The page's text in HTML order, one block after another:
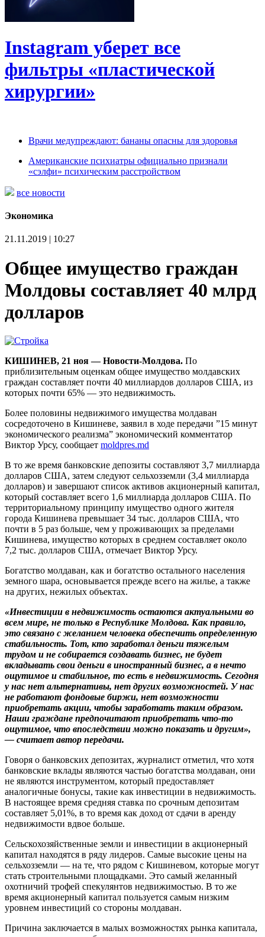
Instagram уберет все
фильтры «пластической
хирургии»
Врачи медупреждают: бананы опасны для здоровья
Американские психиатры официально признали
«сэлфи» психическим расстройством
все новости
Экономика
21.11.2019 | 10:27
Общее имущество граждан
Молдовы составляет 40 млрд
долларов
КИШИНЕВ, 21 ноя — Новости-Молдова. По
приблизительным оценкам общее имущество молдавских
граждан составляет почти 40 миллиардов долларов США, из
которых почти 65% — это недвижимость.
Более половины недвижимого имущества молдаван
сосредоточено в Кишиневе, заявил в ходе передачи ”15 минут
экономического реализма” экономический комментатор
Виктор Урсу, сообщает moldpres.md
В то же время банковские депозиты составляют 3,7 миллиарда
долларов США, затем следуют сельхозземли (3,4 миллиарда
долларов) и завершают список активов акционерный капитал,
который составляет всего 1,6 миллиарда долларов США. По
территориальному принципу имущество одного жителя
города Кишинева превышает 34 тыс. долларов США, что
почти в 5 раз больше, чем у проживающих за пределами
Кишинева, имущество которых в среднем составляет около
7,2 тыс. долларов США, отмечает Виктор Урсу.
Богатство молдаван, как и богатство остального населения
земного шара, основывается прежде всего на жилье, а также
на других, нежилых объектах.
«Инвестиции в недвижимость остаются актуальными во
всем мире, не только в Республике Молдова. Как правило,
это связано с желанием человека обеспечить определенную
стабильность. Тот, кто заработал деньги тяжелым
трудом и не собирается создавать бизнес, не будет
вкладывать свои деньги в иностранный бизнес, а в нечто
ощутимое и стабильное, то есть в недвижимость. Сегодня
у нас нет альтернативы, нет других возможностей. У нас
не работают фондовые биржи, нет возможности
приобретать акции, чтобы заработать таким образом.
Наши граждане предпочитают приобретать что-то
ощутимое, что впоследствии можно показать и другим»,
— считает автор передачи.
Говоря о банковских депозитах, журналист отметил, что хотя
банковские вклады являются частью богатства молдаван, они
не являются инструментом, который предоставляет
аналогичные бонусы, такие как инвестиции в недвижимость.
В настоящее время средняя ставка по срочным депозитам
составляет 5,01%, в то время как доход от сдачи в аренду
недвижимости вдвое больше.
Сельскохозяйственные земли и инвестиции в акционерный
капитал находятся в ряду лидеров. Самые высокие цены на
сельхозземли — на те, что рядом с Кишиневом, которые могут
стать строительными площадками. Это самый желанный
охотничий трофей спекулянтов недвижимостью. В то же
время акционерный капитал пользуется самым низким
уровнем инвестиций со стороны молдаван.
Причина заключается в малых возможностях рынка капитала,